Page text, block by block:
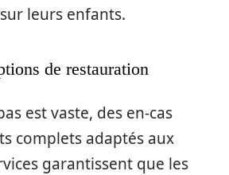
leurs enfants.
de restauration
est vaste, des en-cas
complets adaptés aux
garantissent que les